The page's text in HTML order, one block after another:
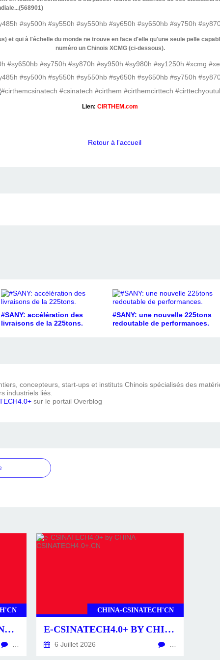
et qui à l'échelle du monde ne trouve en face d'elle qu'une seule pelle
numéro un Chinois XCMG (ci-dessous).
Lien: CIRTHEM.com
Retour à l'accueil
#SANY: accélération des
livraisons de la 225tons.
#SANY: une nouvelle 225tons
redoutable de performances.
concepteurs, start-ups et instituts Chinois spécialisés des
industriels liés.
sur le portail Overblog
CSINATECH4.0+ BY CHINA-CSINATECH4.0+.CN
…
CHINA-CSINATECH'CN
E-CSINATECH4.0+ BY CHINA-CSINATECH4.0+.CN
6 Juillet 2026 …